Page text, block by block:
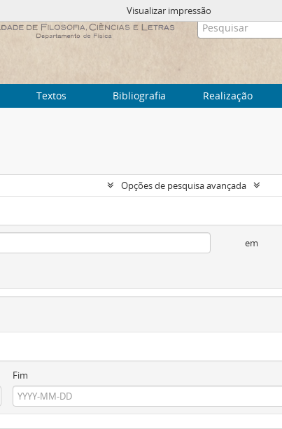
Textos Bibliografia Realização
Visualizar impressão
Opções de pesquisa avançada
em
Fim